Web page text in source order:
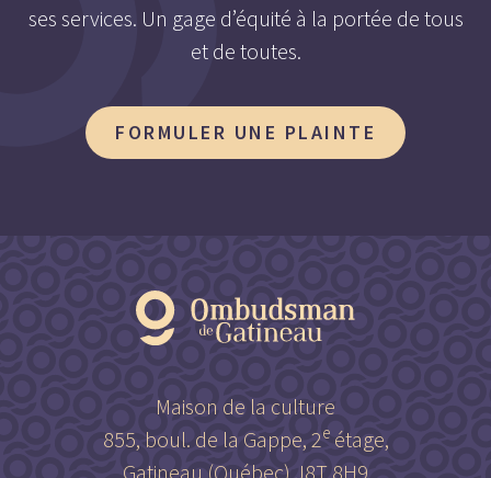
ses services. Un gage d’équité à la portée de tous
et de toutes.
FORMULER UNE PLAINTE
Maison de la culture
855, boul. de la Gappe, 2eétage,
Gatineau (Québec) J8T 8H9